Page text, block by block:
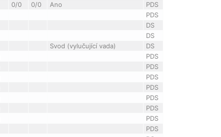
0/0 0/0 Ano
PDS
PDS
DS
DS
Svod (vylučující vada)
DS
PDS
PDS
PDS
PDS
PDS
PDS
PDS
PDS